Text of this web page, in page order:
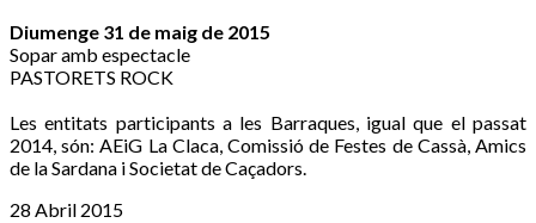
Diumenge 31 de maig de 2015
Sopar amb espectacle
PASTORETS ROCK
Les entitats participants a les Barraques, igual que el passat
2014, són: AEiG La Claca, Comissió de Festes de Cassà, Amics
de la Sardana i Societat de Caçadors.
28 Abril 2015